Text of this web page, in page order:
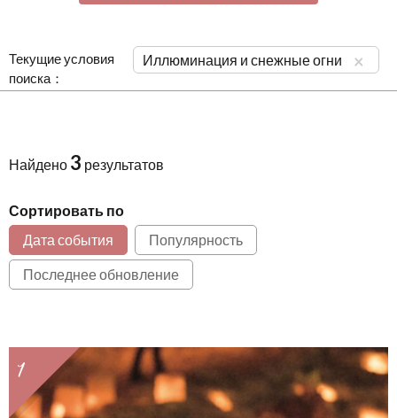
Текущие условия
поиска：
Иллюминация и снежные огни ×
Найдено 3 результатов
Сортировать по
Дата события
Популярность
Последнее обновление
1